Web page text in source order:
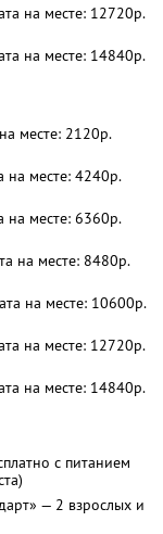
на месте: 12720р.
на месте: 14840р.
месте: 2120р.
на месте: 4240р.
на месте: 6360р.
на месте: 8480р.
на месте: 10600р.
на месте: 12720р.
на месте: 14840р.
с питанием
— 2 взрослых и